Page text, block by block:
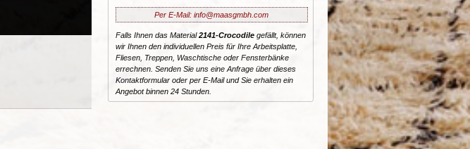
Per E-Mail: info@maasgmbh.com
Falls Ihnen das Material2141-Crocodilegefällt, können
wir Ihnen den individuellen Preis für Ihre Arbeitsplatte,
Fliesen, Treppen, Waschtische oder Fensterbänke
errechnen. Senden Sie uns eine Anfrage über dieses
Kontaktformular oder per E-Mail und Sie erhalten ein
Angebot binnen 24 Stunden.